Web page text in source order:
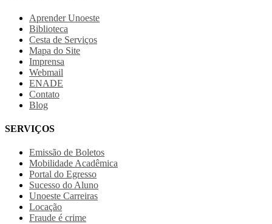
Aprender Unoeste
Biblioteca
Cesta de Serviços
Mapa do Site
Imprensa
Webmail
ENADE
Contato
Blog
SERVIÇOS
Emissão de Boletos
Mobilidade Acadêmica
Portal do Egresso
Sucesso do Aluno
Unoeste Carreiras
Locação
Fraude é crime